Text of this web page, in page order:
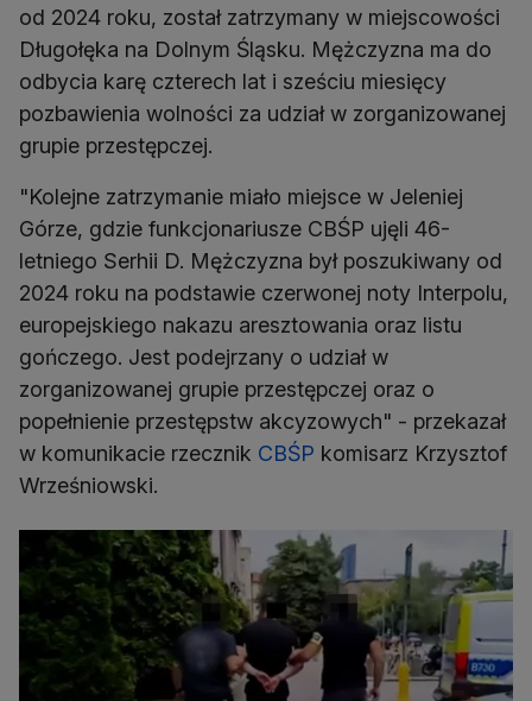
od 2024 roku, został zatrzymany w miejscowości
Długołęka na Dolnym Śląsku. Mężczyzna ma do
odbycia karę czterech lat i sześciu miesięcy
pozbawienia wolności za udział w zorganizowanej
grupie przestępczej.
"Kolejne zatrzymanie miało miejsce w Jeleniej
Górze, gdzie funkcjonariusze CBŚP ujęli 46-
letniego Serhii D. Mężczyzna był poszukiwany od
2024 roku na podstawie czerwonej noty Interpolu,
europejskiego nakazu aresztowania oraz listu
gończego. Jest podejrzany o udział w
zorganizowanej grupie przestępczej oraz o
popełnienie przestępstw akcyzowych" - przekazał
w komunikacie rzecznik CBŚP komisarz Krzysztof
Wrześniowski.